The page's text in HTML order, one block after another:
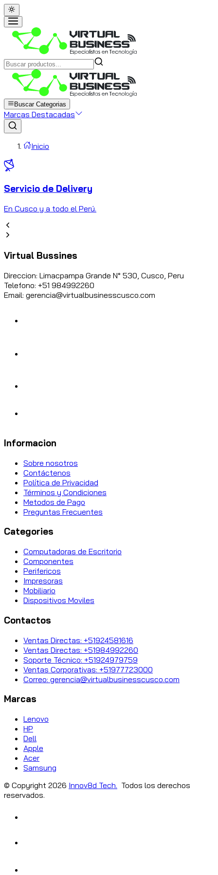
Buscar Categorias
Marcas Destacadas
Inicio
Servicio de Delivery
En Cusco y a todo el Perú.
Virtual Bussines
Direccion: Limacpampa Grande N° 530, Cusco, Peru
Telefono: +51 984992260
Email: gerencia@virtualbusinesscusco.com
Informacion
Sobre nosotros
Contáctenos
Política de Privacidad
Términos y Condiciones
Metodos de Pago
Preguntas Frecuentes
Categories
Computadoras de Escritorio
Componentes
Perifericos
Impresoras
Mobiliario
Dispositivos Moviles
Contactos
Ventas Directas: +51924581616
Ventas Directas: +51984992260
Soporte Técnico: +51924979759
Ventas Corporativas: +51977723000
Correo: gerencia@virtualbusinesscusco.com
Marcas
Lenovo
HP
Dell
Apple
Acer
Samsung
© Copyright 2026 Innov8d Tech. Todos los derechos
reservados.